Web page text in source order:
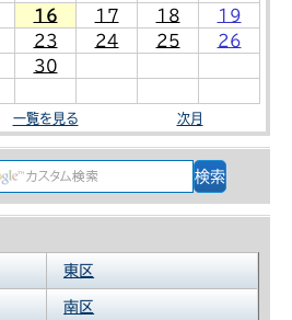
16 17 18
19
23 24 25
26
30
一覧を見る 次月
東区
南区